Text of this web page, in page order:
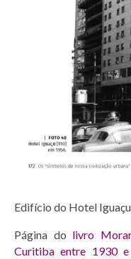
Edifício do Hotel
Página do livro
Curitiba entre 1930